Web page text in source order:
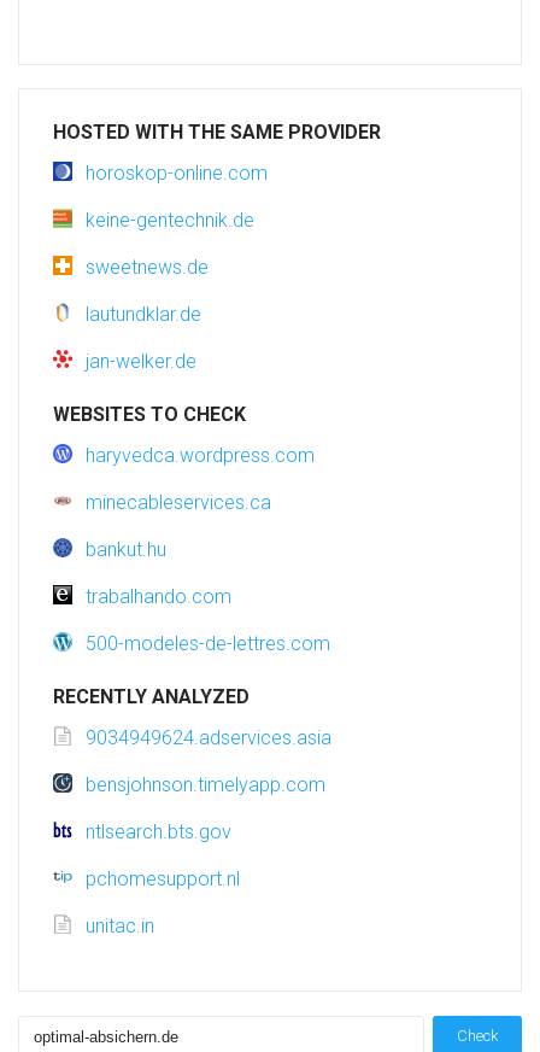
HOSTED WITH THE SAME PROVIDER
horoskop-online.com
keine-gentechnik.de
sweetnews.de
lautundklar.de
jan-welker.de
WEBSITES TO CHECK
haryvedca.wordpress.com
minecableservices.ca
bankut.hu
trabalhando.com
500-modeles-de-lettres.com
RECENTLY ANALYZED
9034949624.adservices.asia
bensjohnson.timelyapp.com
ntlsearch.bts.gov
pchomesupport.nl
unitac.in
Check